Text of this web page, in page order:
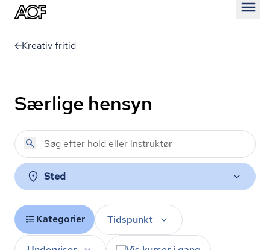
Kreativ fritid
Særlige hensyn
Sted
Kategorier Tidspunkt